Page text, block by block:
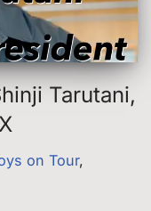
Tarutani,
on Tour,